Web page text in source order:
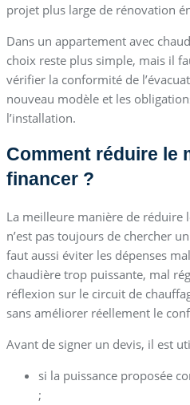
projet plus large de rénovation
Dans un appartement avec
choix reste plus simple, mais il
vérifier la conformité de
nouveau modèle et les
l’installation.
Comment réduire le
financer ?
La meilleure manière de réduire
n’est pas toujours de chercher
faut aussi éviter les dépenses
chaudière trop puissante, mal
réflexion sur le circuit de
sans améliorer réellement le
Avant de signer un devis, il est
si la puissance proposée
;